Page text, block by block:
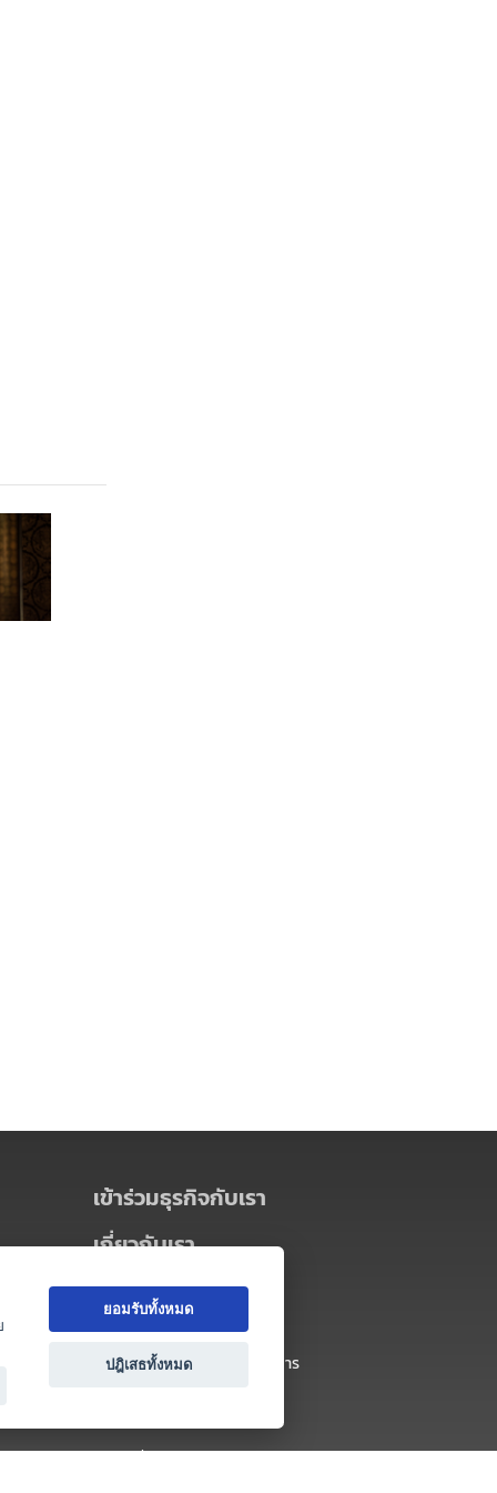
เข้าร่วมธุรกิจกับเรา
เกี่ยวกับเรา
เกี่ยวกับ Thai MICE Connect
นโยบายความเป็นส่วนตัว
ข้อตกลง และเงื่อนไขการใช้บริการ
ยอมรับทั้งหมด
ปฎิเสธทั้งหมด